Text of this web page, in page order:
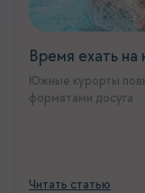
Время ехать на
Южные курорты
форматами досуга
Читать статью